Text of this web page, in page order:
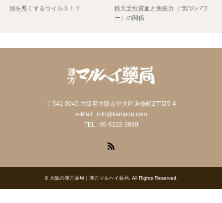
頭を悪くするウイルス！？
鉄欠乏性貧血と免疫力（“気”のパワ
ー）の関係
〒541-0045 大阪府大阪市中央区道修町1丁目5-4
e-Mail : info@kampou.com
TEL : 06-6222-3880
©大阪の漢方薬局｜漢方マルヘイ薬局. All Rights Reserved.